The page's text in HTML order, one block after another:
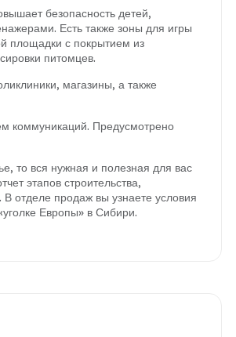
безопасность детей,
Есть также зоны для игры
площадки с покрытием из
питомцев.
магазины, а также
коммуникаций. Предусмотрено
то вся нужная и полезная для вас
этапов строительства,
отделе продаж вы узнаете условия
Европы» в Сибири.